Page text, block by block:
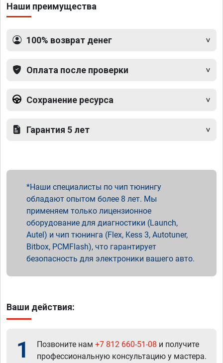
Наши преимущества
100% возврат денег
Оплата после проверки
Сохранение ресурса
Гарантия 5 лет
Наши специалисты по чип тюнингу
обладают опытом более 8 лет. Мы
применяем только лицензионное
оборудование для диагностики (Launch,
Autel) и чип тюнинга (Flex, Kess 3, Autotuner,
Bitbox, PCMFlash), что гарантирует
безопасность для электроники вашего авто.
Ваши действия:
1 Позвоните нам +7 812 660-51-08 и получите
профессиональную консультацию у мастера.